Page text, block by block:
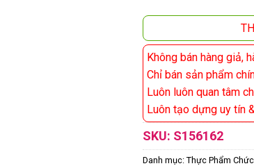
Không bán hàng giả,
Chỉ bán sản phẩm
Luôn luôn quan tâm
Luôn tạo dựng uy tín
SKU: S156162
Danh mục: Thực Phẩm